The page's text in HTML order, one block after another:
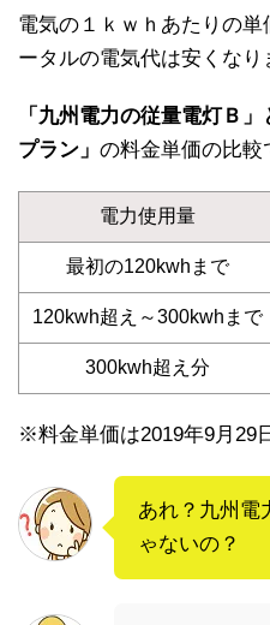
電気の１ｋｗｈあたりの
ータルの電気代は安くなり
「九州電力の従量電灯Ｂ
プラン」 の料金単価の比較
電力使用量
最初の120kwhまで
120kwh超え～300kwhまで
300kwh超え分
※料金単価は2019年9月29
あれ？九州電
ゃないの？